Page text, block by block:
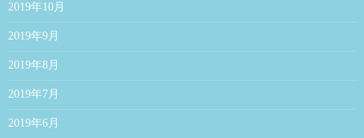
2019年10月
2019年9月
2019年8月
2019年7月
2019年6月